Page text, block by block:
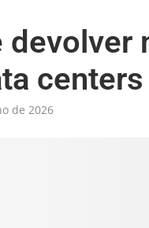
centers
de 2026